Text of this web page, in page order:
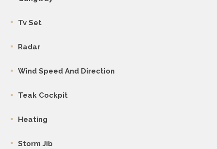
Tv Set
Radar
Wind Speed And Direction
Teak Cockpit
Heating
Storm Jib